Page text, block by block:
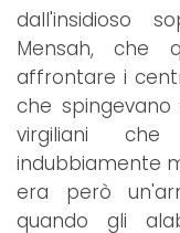
dall'insidioso
Mensah, che
affrontare i
che
virgiliani
indubbiamente
era però
quando gli